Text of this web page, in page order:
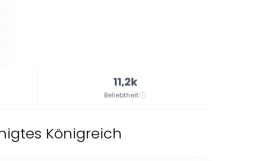
11,2k
Beliebtheit
Königreich